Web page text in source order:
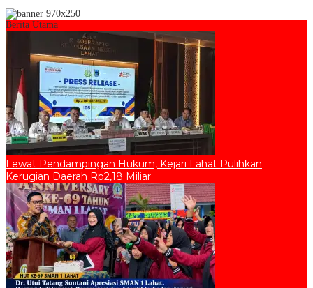
Berita Utama
Lewat Pendampingan Hukum, Kejari Lahat Pulihkan
Kerugian Daerah Rp2,18 Miliar